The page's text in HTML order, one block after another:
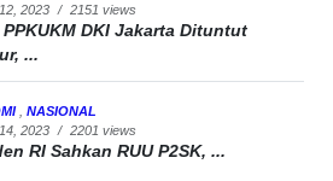
2023 / 2151 views
DKI Jakarta Dituntut
...
NASIONAL
2023 / 2201 views
RI Sahkan RUU P2SK, ...